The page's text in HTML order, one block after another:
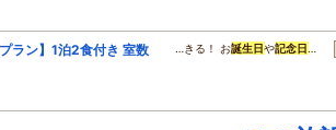
ラン】1泊2食付き 室数
…きる！ お誕生日や記念日 …